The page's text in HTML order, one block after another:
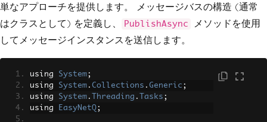
単なアプローチを提供します。 メッセージバスの構造 (通常
はクラスとして) を定義し、
PublishAsync
メソッドを使用
してメッセージインスタンスを送信します。
using System;
using System . Collections . Generic ;
using System . Threading . Tasks ;
using
EasyNetQ;